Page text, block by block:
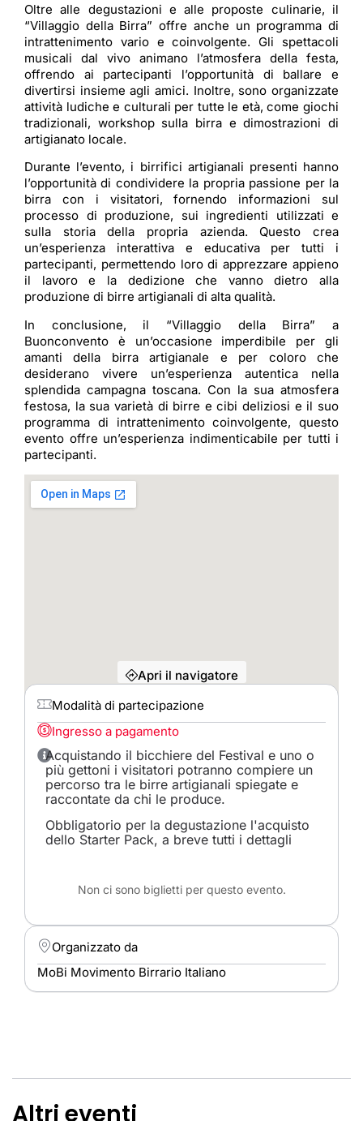
Oltre alle degustazioni e alle proposte culinarie, il
“Villaggio della Birra” offre anche un programma di
intrattenimento vario e coinvolgente. Gli spettacoli
musicali dal vivo animano l’atmosfera della festa,
offrendo ai partecipanti l’opportunità di ballare e
divertirsi insieme agli amici. Inoltre, sono organizzate
attività ludiche e culturali per tutte le età, come giochi
tradizionali, workshop sulla birra e dimostrazioni di
artigianato locale.
Durante l’evento, i birrifici artigianali presenti hanno
l’opportunità di condividere la propria passione per la
birra con i visitatori, fornendo informazioni sul
processo di produzione, sui ingredienti utilizzati e
sulla storia della propria azienda. Questo crea
un’esperienza interattiva e educativa per tutti i
partecipanti, permettendo loro di apprezzare appieno
il lavoro e la dedizione che vanno dietro alla
produzione di birre artigianali di alta qualità.
In conclusione, il “Villaggio della Birra” a
Buonconvento è un’occasione imperdibile per gli
amanti della birra artigianale e per coloro che
desiderano vivere un’esperienza autentica nella
splendida campagna toscana. Con la sua atmosfera
festosa, la sua varietà di birre e cibi deliziosi e il suo
programma di intrattenimento coinvolgente, questo
evento offre un’esperienza indimenticabile per tutti i
partecipanti.
Apri il navigatore
Modalità di partecipazione
Ingresso a pagamento
Acquistando il bicchiere del Festival e uno o
più gettoni i visitatori potranno compiere un
percorso tra le birre artigianali spiegate e
raccontate da chi le produce.
Obbligatorio per la degustazione l'acquisto
dello Starter Pack, a breve tutti i dettagli
Non ci sono biglietti per questo evento.
Organizzato da
MoBi Movimento Birrario Italiano
Altri eventi